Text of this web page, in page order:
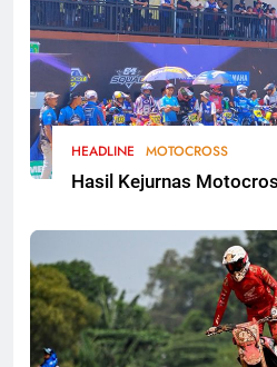
HEADLINE MOTOCROSS
Hasil Kejurnas